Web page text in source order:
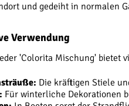
und gedeiht in normalen
Verwendung
'Colorita Mischung' bietet
Die kräftigen Stiele
Für winterliche Dekorationen